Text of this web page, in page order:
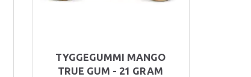
TYGGEGUMMI MANGO
TRUE GUM - 21 GRAM